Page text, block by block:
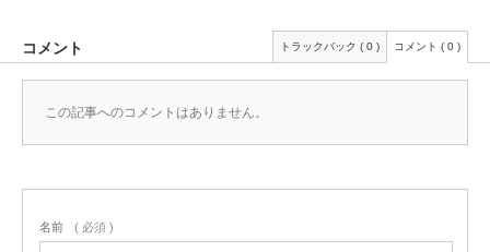
コメント トラックバック ( 0 ) コメント ( 0 )
この記事へのコメントはありません。
名前 ( 必須 )